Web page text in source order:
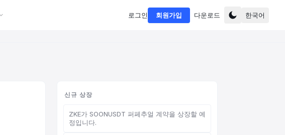
로그인 회원가입 다운로드 한국어
신규 상장
ZKE가 SOONUSDT 퍼페추얼 계약을 상장할 예
정입니다.